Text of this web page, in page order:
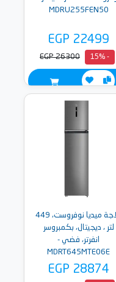
MDRU255FEN50
EGP 22499
- 15%
EGP 26300
ثلاجة ميديا نوفروست، 449
لتر ، ديجيتال، بكمبروسر
انفرتر، فضي -
MDRT645MTE06E
EGP 28874